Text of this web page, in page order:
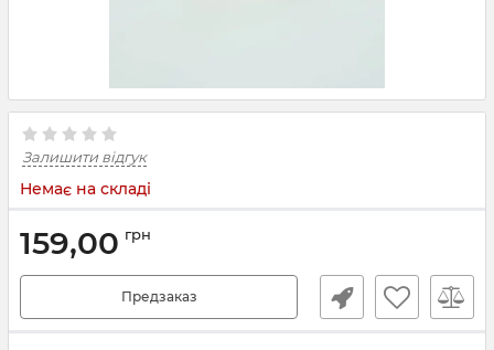
Залишити відгук
Немає на складі
159,00 грн
Предзаказ